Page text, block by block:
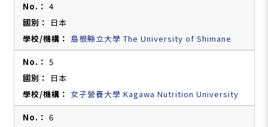
4
日本
島根縣立大學 The University of Shimane
5
日本
女子營養大學 Kagawa Nutrition University
6